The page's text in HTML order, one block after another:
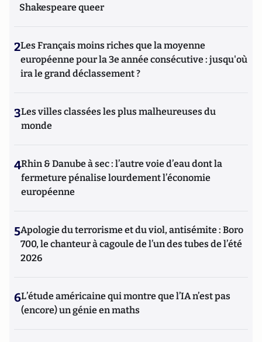
Shakespeare queer
2Les Français moins riches que la moyenne
européenne pour la 3e année consécutive : jusqu'où
ira le grand déclassement ?
3Les villes classées les plus malheureuses du
monde
4Rhin & Danube à sec : l’autre voie d’eau dont la
fermeture pénalise lourdement l’économie
européenne
5Apologie du terrorisme et du viol, antisémite : Boro
700, le chanteur à cagoule de l’un des tubes de l’été
2026
6L’étude américaine qui montre que l’IA n’est pas
(encore) un génie en maths